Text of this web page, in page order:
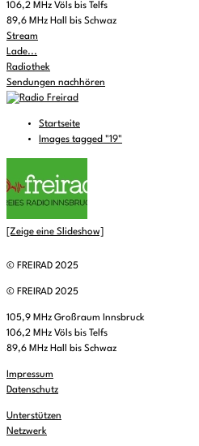
106,2 MHz Völs bis Telfs
89,6 MHz Hall bis Schwaz
Stream
Lade...
Radiothek
Sendungen nachhören
Startseite
Images tagged "19"
[Zeige eine Slideshow]
© FREIRAD 2025
© FREIRAD 2025
105,9 MHz Großraum Innsbruck
106,2 MHz Völs bis Telfs
89,6 MHz Hall bis Schwaz
Impressum
Datenschutz
Unterstützen
Netzwerk